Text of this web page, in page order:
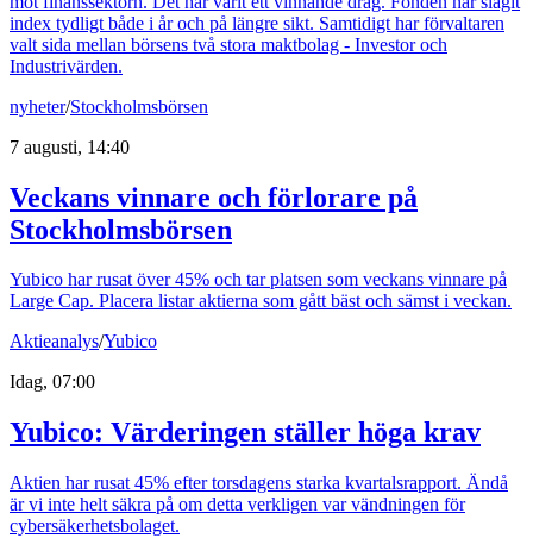
index tydligt både i år och på längre sikt. Samtidigt har förvaltaren
valt sida mellan börsens två stora maktbolag - Investor och
Industrivärden.
nyheter/Stockholmsbörsen
7 augusti, 14:40
Veckans vinnare och förlorare på
Stockholmsbörsen
Yubico har rusat över 45% och tar platsen som veckans vinnare på
Large Cap. Placera listar aktierna som gått bäst och sämst i veckan.
Aktieanalys/Yubico
Idag, 07:00
Yubico: Värderingen ställer höga krav
Aktien har rusat 45% efter torsdagens starka kvartalsrapport. Ändå
är vi inte helt säkra på om detta verkligen var vändningen för
cybersäkerhetsbolaget.